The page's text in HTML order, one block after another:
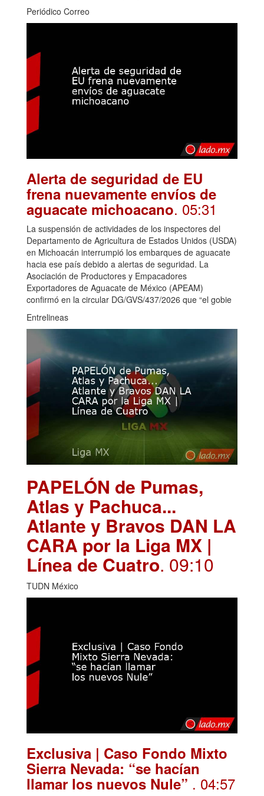
Periódico Correo
Alerta de seguridad de EU
frena nuevamente envíos de
aguacate michoacano. 05:31
La suspensión de actividades de los inspectores del
Departamento de Agricultura de Estados Unidos (USDA)
en Michoacán interrumpió los embarques de aguacate
hacia ese país debido a alertas de seguridad. La
Asociación de Productores y Empacadores
Exportadores de Aguacate de México (APEAM)
confirmó en la circular DG/GVS/437/2026 que “el gobie
Entrelineas
PAPELÓN de Pumas,
Atlas y Pachuca...
Atlante y Bravos DAN LA
CARA por la Liga MX |
Línea de Cuatro. 09:10
TUDN México
Exclusiva | Caso Fondo Mixto
Sierra Nevada: “se hacían
llamar los nuevos Nule” . 04:57